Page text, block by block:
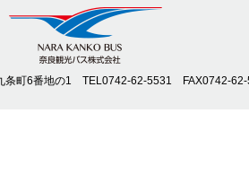
条町6番地の1 TEL0742-62-5531 FAX0742-